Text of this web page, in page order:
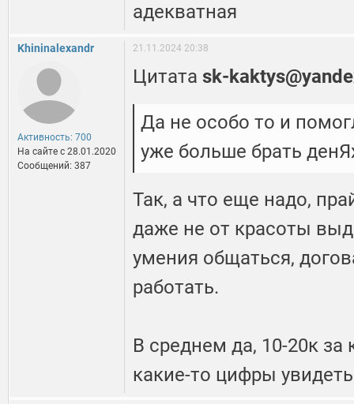
адекватная
Khininalexandr
Активность: 700
На сайте c 28.01.2020
Сообщений: 387
21.11.2024 20:38
Цитата sk-
Да не особо то и
уже больше брать
Так, а что еще надо,
даже не от красоты
умения общаться,
работать.
В среднем да, 10-20к за
какие-то цифры